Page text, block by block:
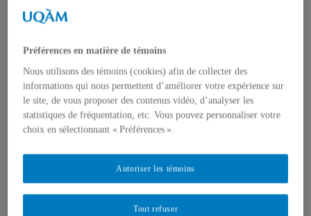
Accueil
Qui nous sommes
Historique
Membres
Chercheur.e.s régulier.ère.s
Chercheur.e.s associé.e.s
Chercheur.e.s émérites
Étudiant.e.s
Partenaires
Axes de recherche
1) Écocitoyenneté et justice
2) Prismes socioculturels
3) Art et créativité
Préférences en matière de témoins
Nous utilisons des témoins (cookies) afin de collecter des
informations qui nous permettent d’améliorer votre expérience sur
le site, de vous proposer des contenus vidéo, d’analyser les
statistiques de fréquentation, etc. Vous pouvez personnaliser votre
choix en sélectionnant « Préférences ».
Tout refuser
Autoriser les témoins